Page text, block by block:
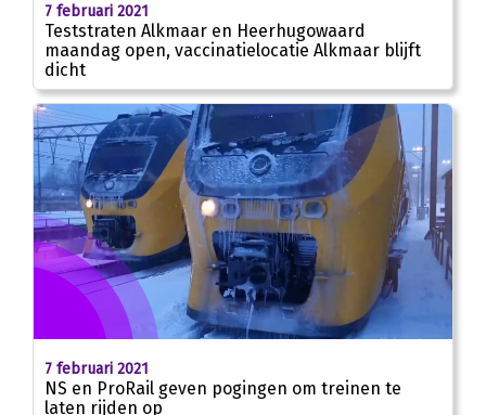
7 februari 2021
Teststraten Alkmaar en Heerhugowaard
maandag open, vaccinatielocatie Alkmaar blijft
dicht
7 februari 2021
NS en ProRail geven pogingen om treinen te
laten rijden op